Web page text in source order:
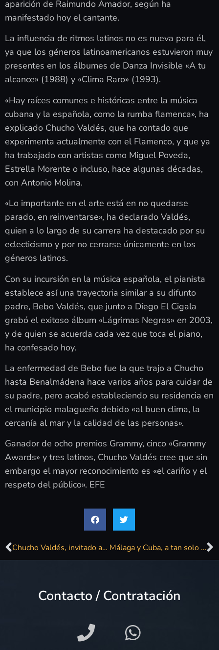
aparición de Raimundo Amador, según ha
manifestado hoy el cantante.
La influencia de ritmos latinos no es nueva para él,
ya que los géneros latinoamericanos estuvieron muy
presentes en los álbumes de Danza Invisible «A tu
alcance» (1988) y «Clima Raro» (1993).
«Hay raíces comunes e históricas entre la música
cubana y la española, como la rumba flamenca», ha
explicado Chucho Valdés, que ha contado que
experimenta actualmente con el Flamenco, y que ya
ha trabajado con artistas como Miguel Poveda,
Estrella Morente o incluso, hace algunas décadas,
con Antonio Molina.
«Lo importante en el arte está en no quedarse
parado, en reinventarse», ha declarado Valdés,
quien a lo largo de su carrera ha destacado por su
eclecticismo y por no cerrarse únicamente en los
géneros latinos.
Con su incursión en la música española, el pianista
establece así una trayectoria similar a su difunto
padre, Bebo Valdés, que junto a Diego El Cigala
grabó el exitoso álbum «Lágrimas Negras» en 2003,
y de quien se acuerda cada vez que toca el piano,
ha confesado hoy.
La enfermedad de Bebo fue la que trajo a Chucho
hasta Benalmádena hace varios años para cuidar de
su padre, pero acabó estableciendo su residencia en
el municipio malagueño debido «al buen clima, la
cercanía al mar y la calidad de las personas».
Ganador de ocho premios Grammy, cinco «Grammy
Awards» y tres latinos, Chucho Valdés cree que sin
embargo el mayor reconocimiento es «el cariño y el
respeto del público». EFE
Chucho Valdés, invitado al «Barrio de La Paz» de Javier Ojeda Málaga y Cuba, a tan solo una nota de piano
Contacto / Contratación